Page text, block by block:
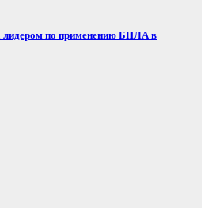
лидером по применению БПЛА в